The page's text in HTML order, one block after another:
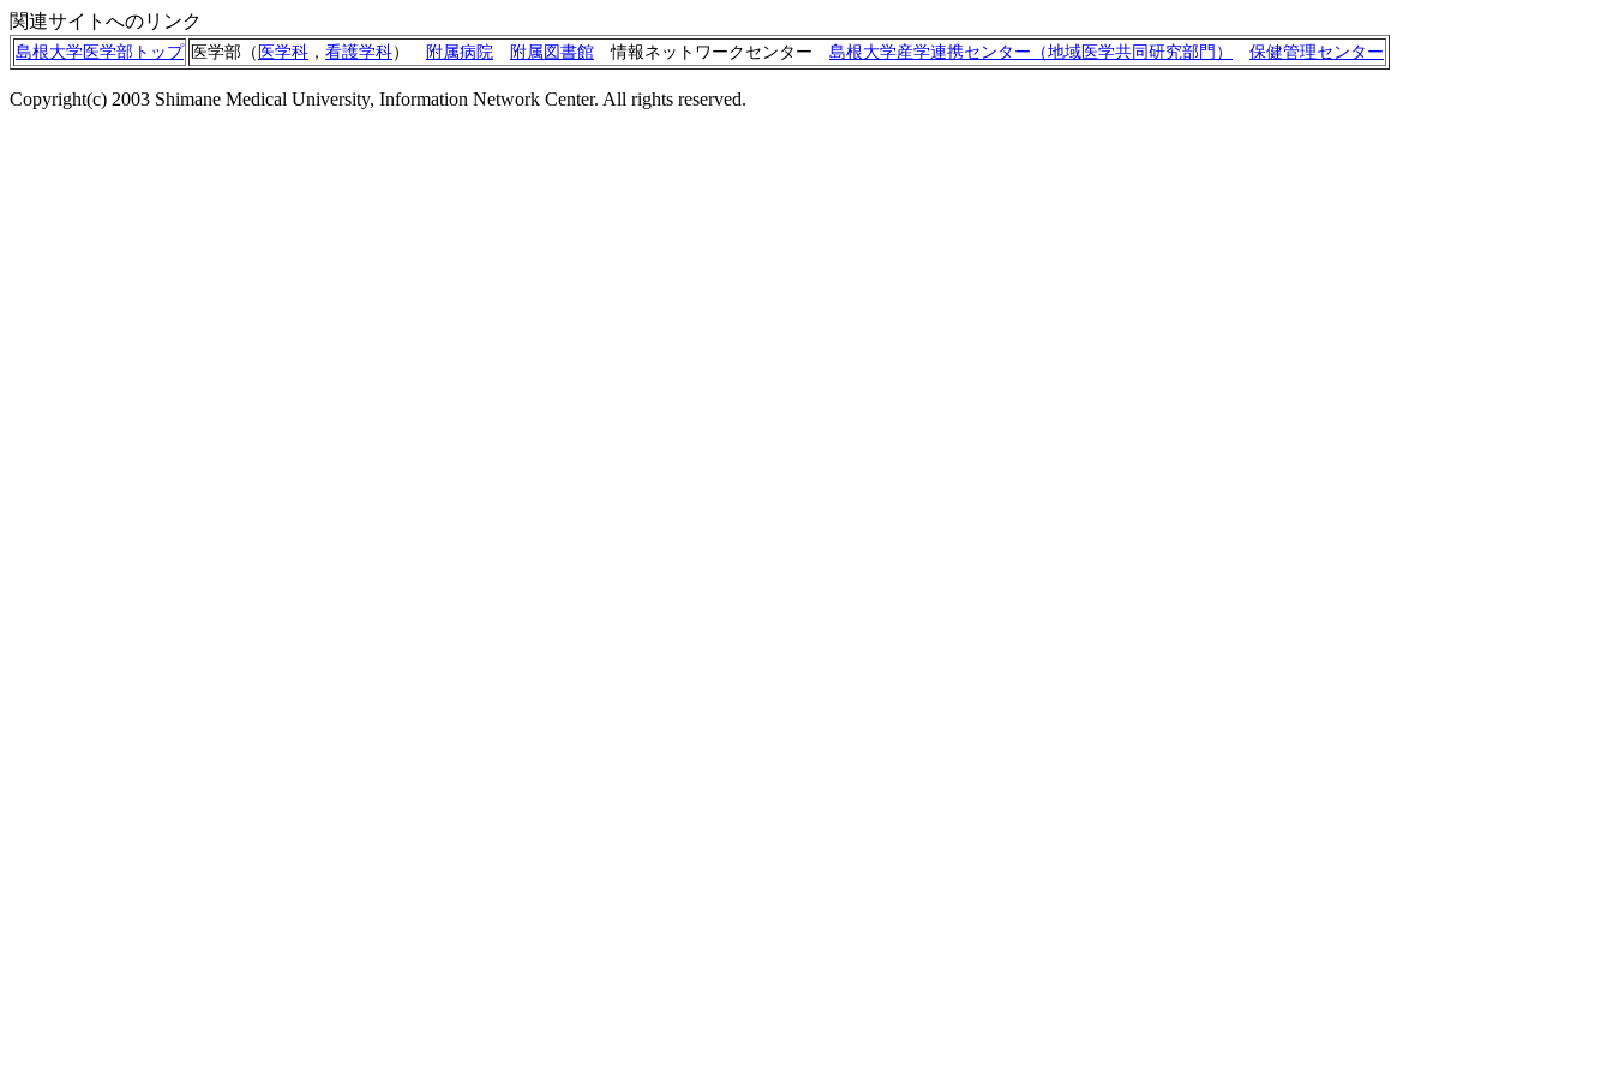
関連サイトへのリンク
島根大学医学部トップ 医学部（ 医学科 ， 看護学科） 附属病院 附属図書館 情報ネットワークセンター 島根大学産学連携センター（地域医学共同研究部門） 保健管理センター
Copyright(c) 2003 Shimane Medical University, Information Network Center. All rights reserved.